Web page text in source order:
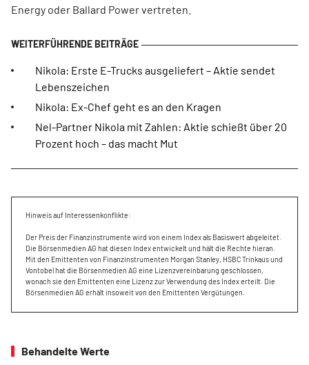
Energy oder Ballard Power vertreten.
Nikola: Erste E-Trucks ausgeliefert – Aktie sendet
Lebenszeichen
Nikola: Ex-Chef geht es an den Kragen
Nel-Partner Nikola mit Zahlen: Aktie schießt über 20
Prozent hoch – das macht Mut
Hinweis auf Interessenkonflikte:
Der Preis der Finanzinstrumente wird von einem Index als Basiswert abgeleitet.
Die Börsenmedien AG hat diesen Index entwickelt und hält die Rechte hieran.
Mit den Emittenten von Finanzinstrumenten Morgan Stanley, HSBC Trinkaus und
Vontobel hat die Börsenmedien AG eine Lizenzvereinbarung geschlossen,
wonach sie den Emittenten eine Lizenz zur Verwendung des Index erteilt. Die
Börsenmedien AG erhält insoweit von den Emittenten Vergütungen.
Behandelte Werte